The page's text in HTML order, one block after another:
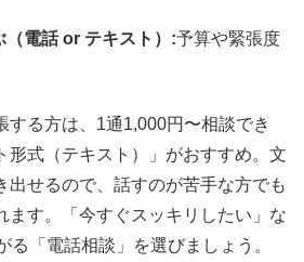
（電話 or テキスト）:予算や緊張度
する方は、1通1,000円〜相談でき
形式（テキスト）」がおすすめ。文
出せるので、話すのが苦手な方でも
ます。「今すぐスッキリしたい」な
る「電話相談」を選びましょう。